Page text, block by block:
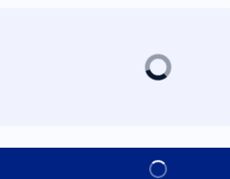
Κλείσε ραντεβού